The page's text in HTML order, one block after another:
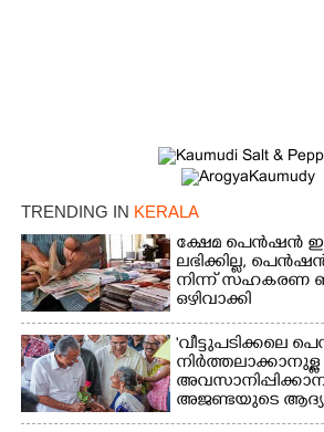
TRENDING IN KERALA
ക്ഷേമ പെൻഷൻ
ലഭിക്കില്ല,​
നിന്ന് സഹകരണ
ഒഴിവാക്കി
'വീട്ടുപടിക്കലെ
നിർത്തലാക്കാനുള്ള
അജണ്ടയുടെ